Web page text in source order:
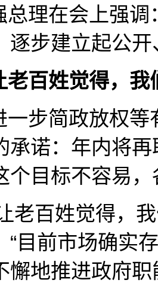
总理在会上强调
逐步建立起公
老百姓觉得，
一步简政放权等
承诺：年内将
个目标不容易
老百姓觉得，
“目前市场确实
懈地推进政府